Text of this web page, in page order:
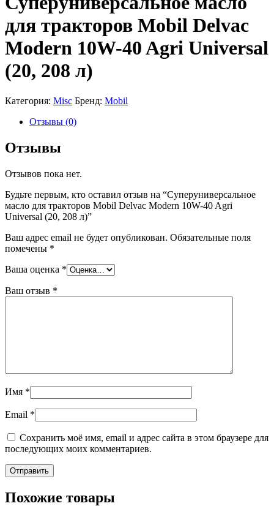
для тракторов Mobil Delvac
Modern 10W-40 Agri Universal
(20, 208 л)
Категория: Misc Бренд: Mobil
Отзывы (0)
Отзывы
Отзывов пока нет.
Будьте первым, кто оставил отзыв на “Суперуниверсальное
масло для тракторов Mobil Delvac Modern 10W-40 Agri
Universal (20, 208 л)”
Ваш адрес email не будет опубликован. Обязательные поля
помечены *
Ваша оценка *
Ваш отзыв *
Имя *
Email *
Сохранить моё имя, email и адрес сайта в этом браузере для
последующих моих комментариев.
Похожие товары